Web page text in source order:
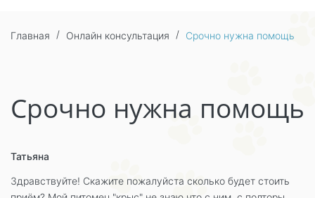
Главная Онлайн консультация Срочно нужна помощь
Срочно нужна помощь
Татьяна
Здравствуйте! Скажите пожалуйста сколько будет стоить